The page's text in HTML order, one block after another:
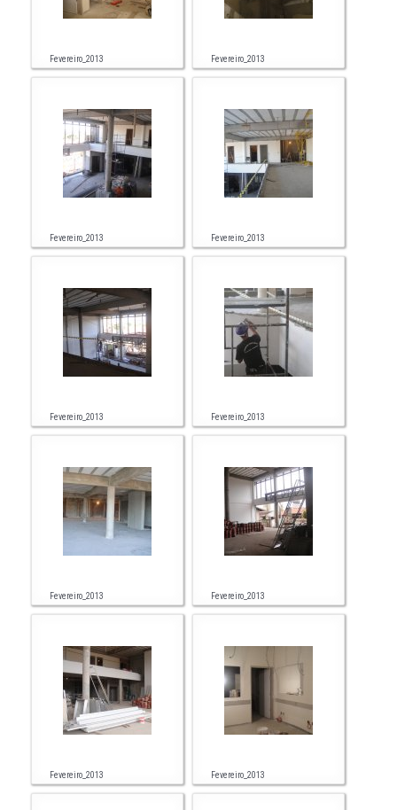
Fevereiro_2013 Fevereiro_2013
Fevereiro_2013 Fevereiro_2013
Fevereiro_2013 Fevereiro_2013
Fevereiro_2013 Fevereiro_2013
Fevereiro_2013 Fevereiro_2013